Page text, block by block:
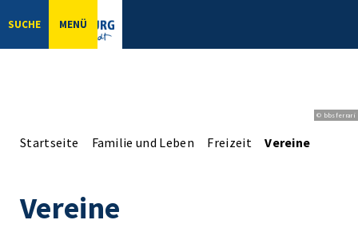
SUCHE MENÜ
© bbsferrari
Startseite Familie und Leben Freizeit Vereine
Vereine